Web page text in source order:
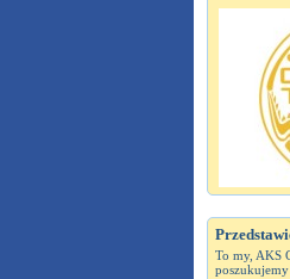
To my, AKS
poszukujemy